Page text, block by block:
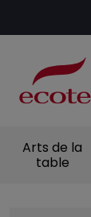
Arts de la
table